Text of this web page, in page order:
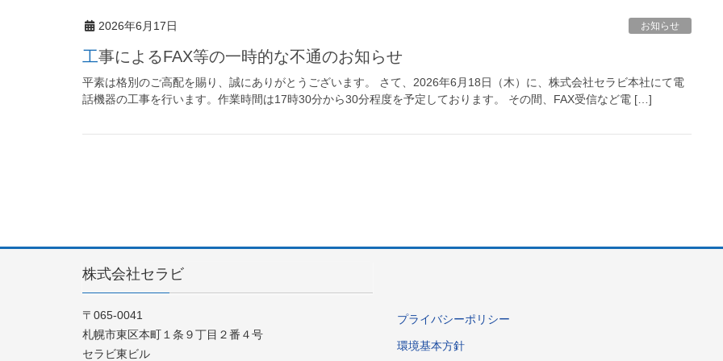
2026年6月17日 お知らせ
工事によるFAX等の一時的な不通のお知らせ
平素は格別のご高配を賜り、誠にありがとうございます。 さて、2026年6月18日（木）に、株式会社セラビ本社にて電
話機器の工事を行います。作業時間は17時30分から30分程度を予定しております。 その間、FAX受信など電 […]
株式会社セラビ
〒065-0041
札幌市東区本町１条９丁目２番４号
セラビ東ビル
プライバシーポリシー
環境基本方針